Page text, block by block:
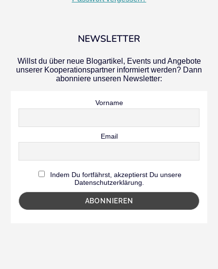
NEWSLETTER
Willst du über neue Blogartikel, Events und Angebote
unserer Kooperationspartner informiert werden? Dann
abonniere unseren Newsletter:
Vorname
Email
Indem Du fortfährst, akzeptierst Du unsere
Datenschutzerklärung.